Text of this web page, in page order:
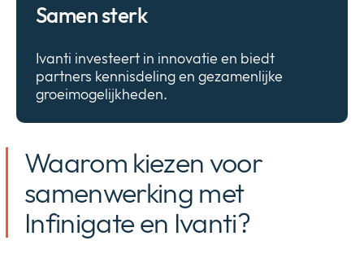
Samen sterk
Ivanti investeert in innovatie en biedt
partners kennisdeling en gezamenlijke
groeimogelijkheden.
Waarom kiezen voor
samenwerking met
Infinigate en Ivanti?